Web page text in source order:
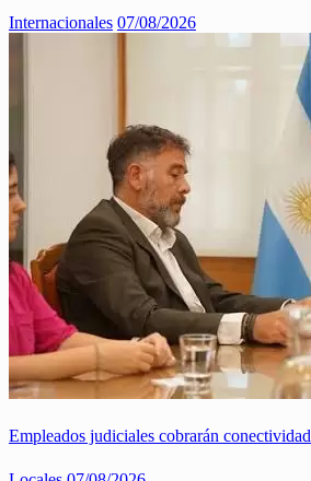
Internacionales 07/08/2026
Empleados judiciales cobrarán conectividad